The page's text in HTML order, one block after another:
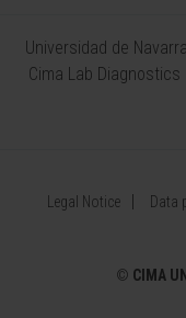
Universidad de Navarra
Cima Lab Diagnostics
Legal Notice Data
© CIMA